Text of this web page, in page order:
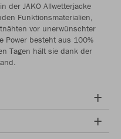
der JAKO Allwetterjacke
Funktionsmaterialien,
vor unerwünschter
Power besteht aus 100%
Tagen hält sie dank der